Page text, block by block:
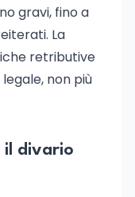
gravi, fino a
La
retributive
non più
divario